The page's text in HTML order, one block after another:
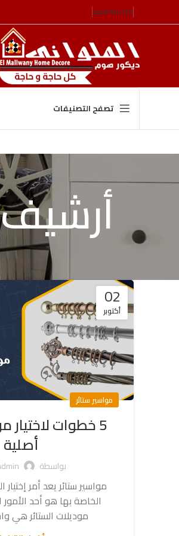
ENGLISHمصر
تصفح التصنيفات
02
أكتوبر
مواسير ستائر
5 خطوات لاختيار
أصلية
بواسطة
مواسير ستائر يعد أمر إختيار
الخاصة بها هو أحد
موديلات الستائر هي